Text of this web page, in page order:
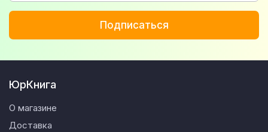
Подписаться
ЮрКнига
О магазине
Доставка